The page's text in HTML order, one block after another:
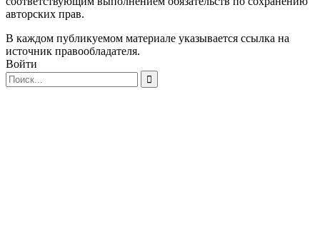
авторских прав.
В каждом публикуемом материале указывается ссылка на
источник правообладателя.
Войти